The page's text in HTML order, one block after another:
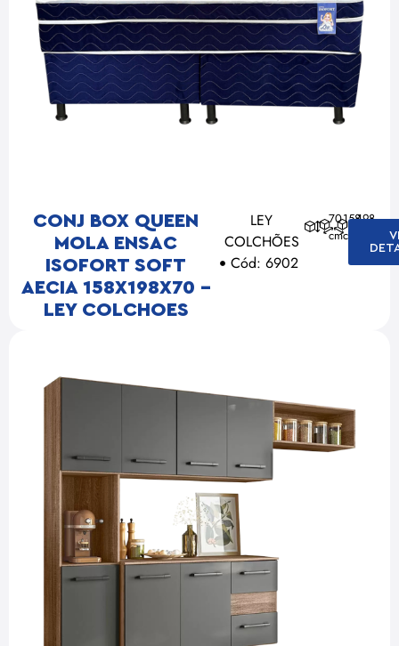
CONJ BOX QUEEN
MOLA ENSAC
ISOFORT SOFT
AECIA 158X198X70 –
LEY COLCHOES
LEY
COLCHÕES
Cód: 6902
70
cm
158
cm
198